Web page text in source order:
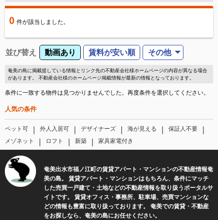
0 件が該当しました。
並び替え 動画あり 賃料が安い順 その他
奄美の島に掲載提している情報とリンク先の不動産会社様ホームページの内容が異なる場合
があります。 不動産会社様のホームページ掲載情報が最新の情報となっております。
条件に一致する物件は見つかりませんでした。再度条件を選択してください。
人気の条件
ペット可 ｜ 外人入居可 ｜ デザイナーズ ｜ 海が見える ｜ 保証人不要 ｜
メゾネット ｜ ロフト ｜ 新築 ｜ 家具家電付き
奄美出水市福ノ江町の賃貸アパート・マンションの不動産情報奄
美の島。 賃貸アパート・マンションはもちろん、条件にマッチ
した売買一戸建て・土地などの不動産情報を取り扱うポータルサ
イトです。 賃貸オフィス・事務所、駐車場、売買マンションな
どの情報も豊富に取り扱っております。 奄美での賃貸・不動産
をお探しなら、奄美の島にお任せください。